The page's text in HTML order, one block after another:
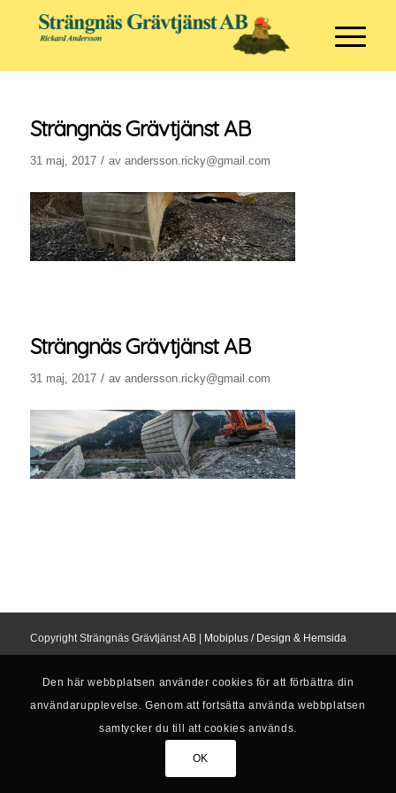
Strängnäs Grävtjänst AB
31 maj, 2017 / av andersson.ricky@gmail.com
Strängnäs Grävtjänst AB
31 maj, 2017 / av andersson.ricky@gmail.com
Copyright Strängnäs Grävtjänst AB | Mobiplus / Design & Hemsida
Den här webbplatsen använder cookies för att förbättra din
användarupplevelse. Genom att fortsätta använda webbplatsen
samtycker du till att cookies används.
OK